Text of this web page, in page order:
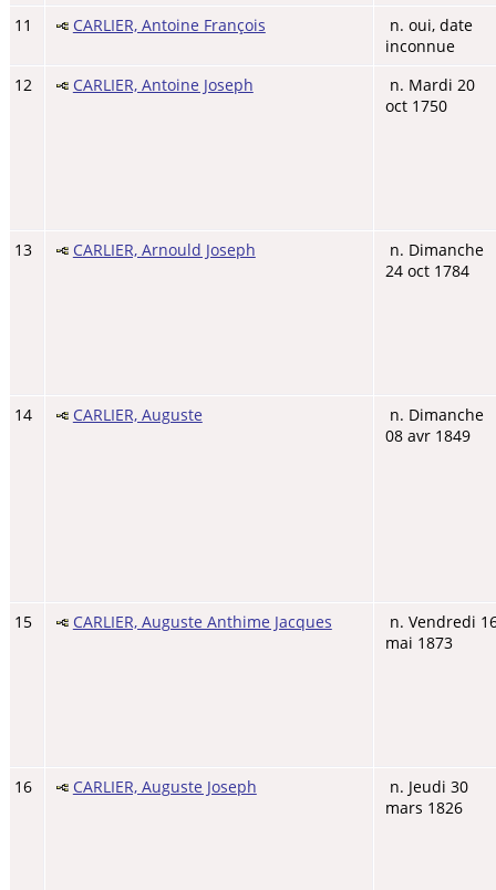
11 CARLIER, Antoine François
n. oui, date
inconnue
12
CARLIER, Antoine Joseph
n. Mardi 20
oct 1750
13 CARLIER, Arnould Joseph
n. Dimanche
24 oct 1784
14 CARLIER, Auguste
n. Dimanche
08 avr 1849
15 CARLIER, Auguste Anthime Jacques
n. Vendredi
mai 1873
16 CARLIER, Auguste Joseph
n. Jeudi 30
mars 1826